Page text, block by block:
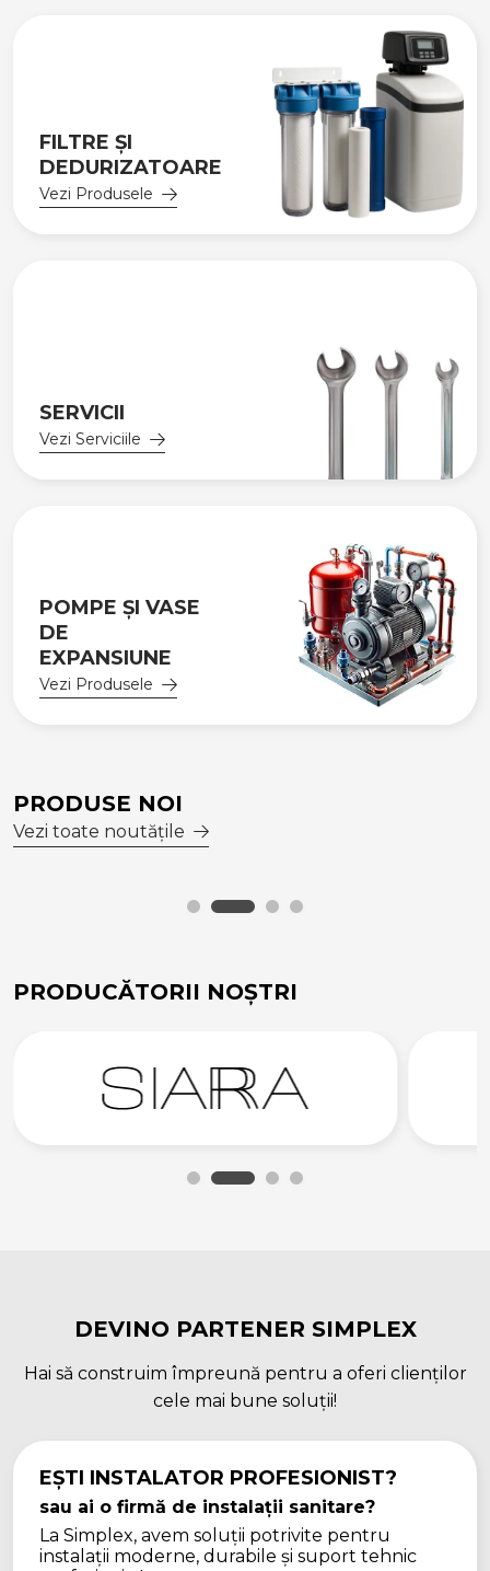
FILTRE ȘI
DEDURIZATOARE
Vezi Produsele
SERVICII
Vezi Serviciile
POMPE ȘI VASE
DE
EXPANSIUNE
Vezi Produsele
PRODUSE NOI
Vezi toate noutățile
PRODUCĂTORII NOȘTRI
DEVINO PARTENER SIMPLEX
Hai să construim împreună pentru a oferi clienților
cele mai bune soluții!
EȘTI INSTALATOR PROFESIONIST?
sau ai o firmă de instalații sanitare?
La Simplex, avem soluții potrivite pentru
instalații moderne, durabile și suport tehnic